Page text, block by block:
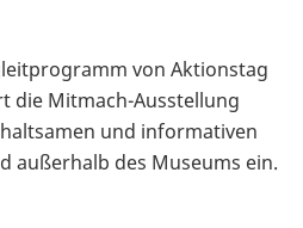
von Aktionstag
die Mitmach-Ausstellung
und informativen
außerhalb des Museums ein.